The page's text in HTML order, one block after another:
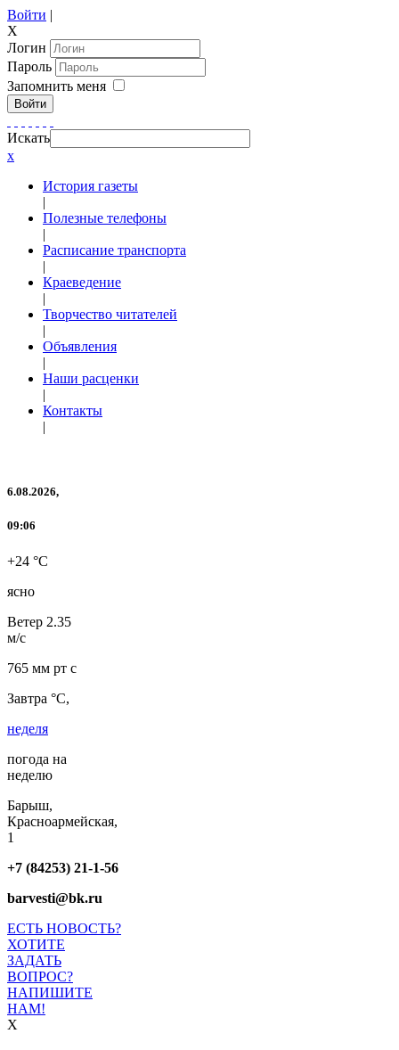
Войти |
X
Логин
Пароль
Запомнить меня
Войти
Искать
x
История газеты
|
Полезные телефоны
|
Расписание транспорта
|
Краеведение
|
Творчество читателей
|
Объявления
|
Наши расценки
|
Контакты
|
6.08.2026,
09:06
+24 °C
ясно
Ветер 2.35
м/с
765 мм рт с
Завтра °C,
неделя
погода на
неделю
Барыш,
Красноармейская,
1
+7 (84253) 21-1-56
barvesti@bk.ru
ЕСТЬ НОВОСТЬ?
ХОТИТЕ
ЗАДАТЬ
ВОПРОС?
НАПИШИТЕ
НАМ!
X